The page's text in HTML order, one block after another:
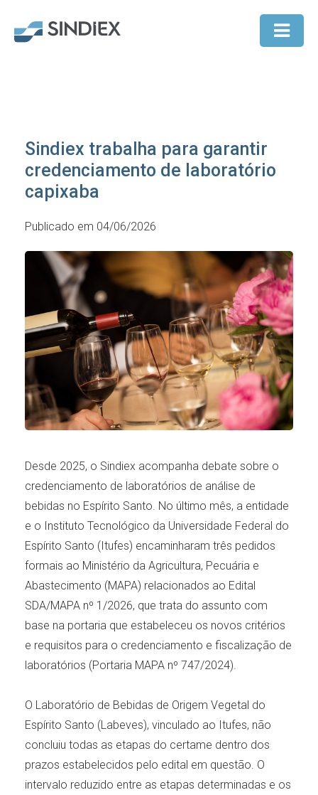
Sindiex trabalha para garantir
credenciamento de laboratório
capixaba
Publicado em 04/06/2026
Desde 2025, o Sindiex acompanha debate sobre o
credenciamento de laboratórios de análise de
bebidas no Espírito Santo. No último mês, a entidade
e o Instituto Tecnológico da Universidade Federal do
Espírito Santo (Itufes) encaminharam três pedidos
formais ao Ministério da Agricultura, Pecuária e
Abastecimento (MAPA) relacionados ao Edital
SDA/MAPA nº 1/2026, que trata do assunto com
base na portaria que estabeleceu os novos critérios
e requisitos para o credenciamento e fiscalização de
laboratórios (Portaria MAPA nº 747/2024).
O Laboratório de Bebidas de Origem Vegetal do
Espírito Santo (Labeves), vinculado ao Itufes, não
concluiu todas as etapas do certame dentro dos
prazos estabelecidos pelo edital em questão. O
intervalo reduzido entre as etapas determinadas e os